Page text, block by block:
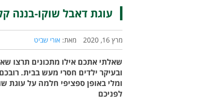
עוגת דאבל שוקו-בננה
מרץ 16, 2020 מאת: אורי שביט
שאלתי אתכם אילו מתכונים תרצו
ובעיקר ילדים חסרי מעש בבית.
ומלי באופן ספציפי חלמה על עוגת
לפניכם